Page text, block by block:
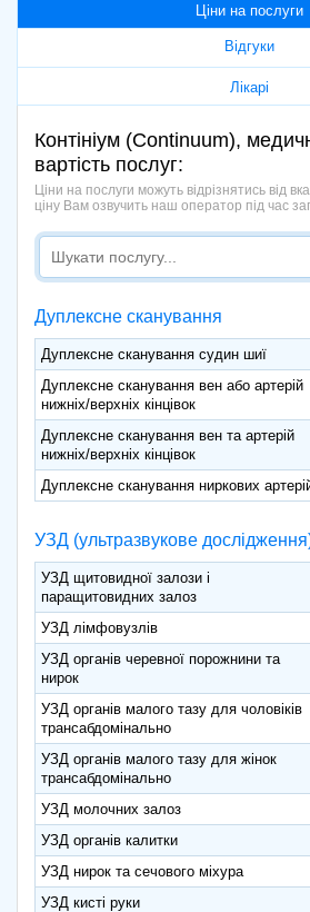
Ціни на послуги
Відгуки
Лікарі
Контініум (Continuum),
вартість послуг:
Ціни на послуги можуть відрізнятись від
ціну Вам озвучить наш оператор під час
Дуплексне сканування
Дуплексне сканування судин шиї
Дуплексне сканування вен або артерій
нижніх/верхніх кінцівок
Дуплексне сканування вен та артерій
нижніх/верхніх кінцівок
Дуплексне сканування ниркових
УЗД (ультразвукове
УЗД щитовидної залози і
паращитовидних залоз
УЗД лімфовузлів
УЗД органів черевної порожнини та
нирок
УЗД органів малого тазу для чоловіків
трансабдомінально
УЗД органів малого тазу для жінок
трансабдомінально
УЗД молочних залоз
УЗД органів калитки
УЗД нирок та сечового міхура
УЗД кисті руки